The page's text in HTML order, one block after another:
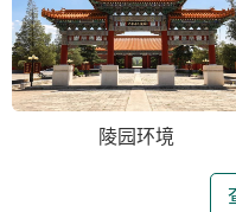
陵园环境